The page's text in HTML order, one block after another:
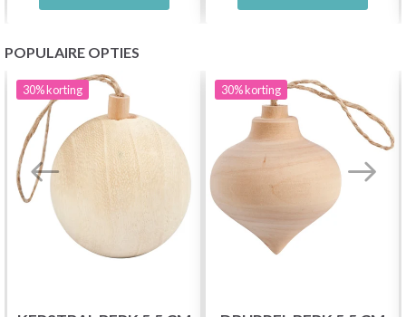
POPULAIRE OPTIES
30%korting 30%korting